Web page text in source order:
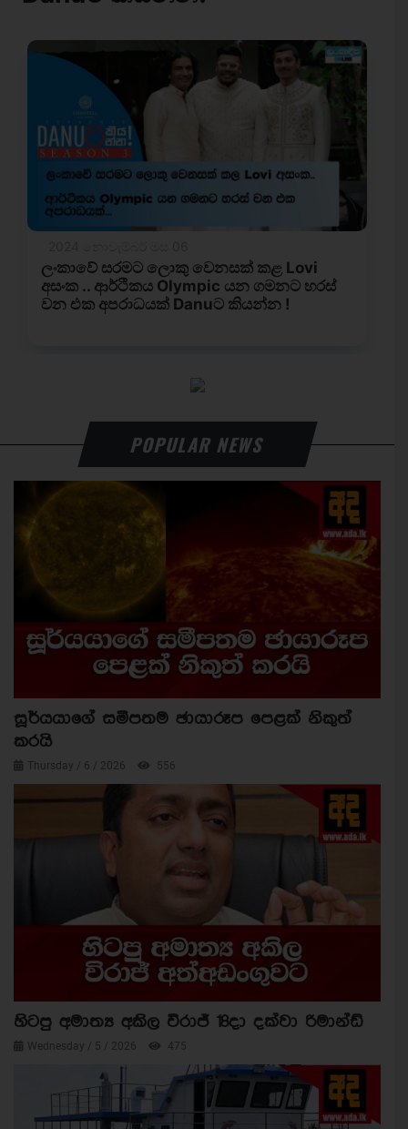
POPULAR NEWS
සූර්යයාගේ සමීපතම ඡායාරූප පෙළක් නිකුත්
කරයි
Thursday / 6 / 2026 556
හිටපු අමාත්‍ය අකිල විරාජ් 18දා දක්වා රිමාන්ඩ්
Wednesday / 5 / 2026 475